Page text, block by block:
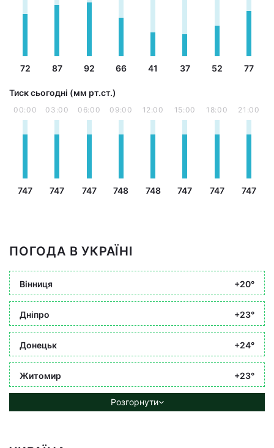
72 87 92 66 41 37 52 77
Тиск сьогодні (мм рт.ст.)
00:00
747
03:00
747
06:00
747
09:00
748
12:00
748
15:00
747
18:00
747
21:00
747
ПОГОДА В УКРАЇНІ
Вінниця +20°
Дніпро +23°
Донецьк +24°
Житомир +23°
Розгорнути